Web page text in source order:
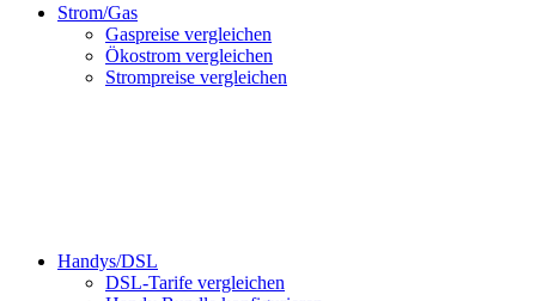
Strom/Gas
Gaspreise vergleichen
Ökostrom vergleichen
Strompreise vergleichen
Handys/DSL
DSL-Tarife vergleichen